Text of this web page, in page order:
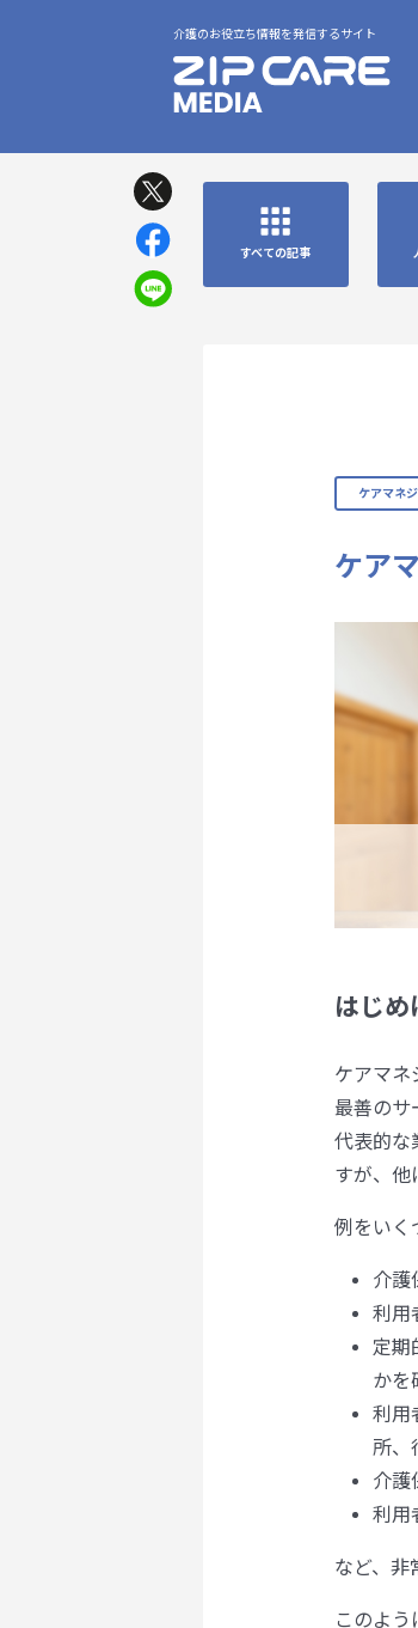
介護のお役立ち情報を発信するサイト
すべての記事
ケアマネ
ケア
はじめ
ケアマネ
最善のサ
代表的な
すが、他
例をいく
介護
利用
定期
かを
利用
所、
介護
利用
など、非
このよ